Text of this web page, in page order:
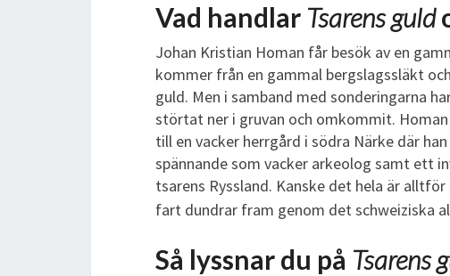
Vad handlar Tsarens guld
Johan Kristian Homan får besök av en
kommer från en gammal bergslagssläkt
guld. Men i samband med sonderingarna
störtat ner i gruvan och omkommit.
till en vacker herrgård i södra Närke där
spännande som vacker arkeolog samt ett
tsarens Ryssland. Kanske det hela är
fart dundrar fram genom det schweiziska
Så lyssnar du på Tsarens